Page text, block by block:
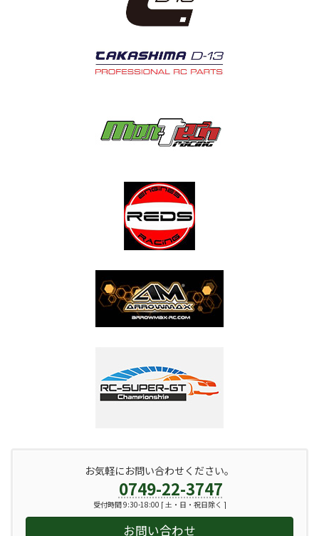
お気軽にお問い合わせください。
0749-22-3747
受付時間 9:30-18:00 [ 土・日・祝日除く ]
お問い合わせ